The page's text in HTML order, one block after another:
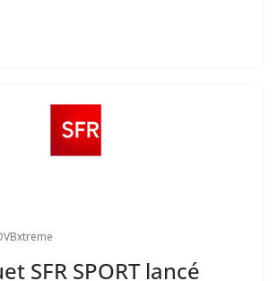
SFR SPORT lancé